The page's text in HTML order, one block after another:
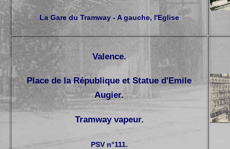
La Gare du Tramway - A gauche, l'Eglise
Valence.
Place de la République et Statue d'Emile
Augier.
Tramway vapeur.
PSV n°111.